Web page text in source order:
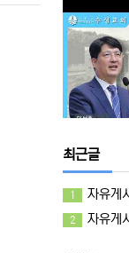
최근글
1 자유게
2 자유게